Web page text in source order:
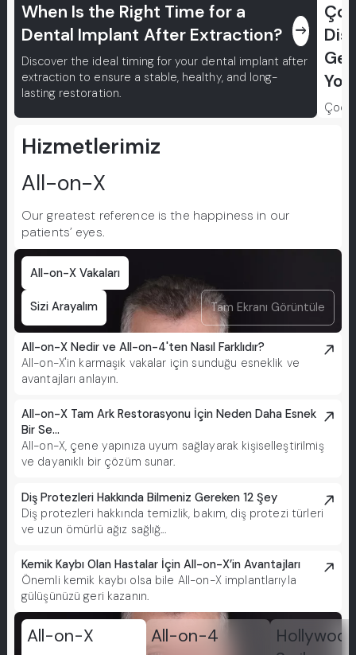
When Is the Right Time for a
Dental Implant After Extraction?
east
Discover the ideal timing for your dental implant after
extraction to ensure a stable, healthy, and long-
lasting restoration.
Hizmetlerimiz
All-on-X
Our greatest reference is the happiness in our
patients’ eyes.
All-on-X Vakaları
Sizi Arayalım Tam Ekranı Görüntüle
All-on-X Nedir ve All-on-4'ten Nasıl Farklıdır?
All-on-X'in karmaşık vakalar için sunduğu esneklik ve
avantajları anlayın.
All-on-X Tam Ark Restorasyonu İçin Neden Daha Esnek
Bir Se...
All-on-X, çene yapınıza uyum sağlayarak kişiselleştirilmiş
ve dayanıklı bir çözüm sunar.
Diş Protezleri Hakkında Bilmeniz Gereken 12 Şey
Diş protezleri hakkında temizlik, bakım, diş protezi türleri
ve uzun ömürlü ağız sağlığ...
Kemik Kaybı Olan Hastalar İçin All-on-X’in Avantajları
Önemli kemik kaybı olsa bile All-on-X implantlarıyla
gülüşünüzü geri kazanın.
All-on-X All-on-4